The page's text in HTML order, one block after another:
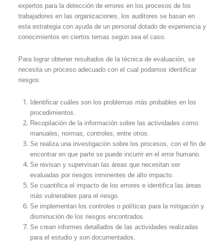
expertos para la detección de errores en los procesos de los
trabajadores en las organizaciones, los auditores se basan en
esta estrategia con ayuda de un personal dotado de experiencia y
conocimientos en ciertos temas según sea el caso.
Para lograr obtener resultados de la técnica de evaluación, se
necesita un proceso adecuado con el cual podamos identificar
riesgos:
Identificar cuáles son los problemas más probables en los
procedimientos.
Recopilación de la información sobre las actividades como:
manuales, normas, controles, entre otros.
Se realiza una investigación sobre los procesos, con el fin de
encontrar en que parte se puede incurrir en el error humano.
Se revisan y supervisan las áreas que necesitan ser
evaluadas por riesgos inminentes de alto impacto.
Se cuantifica el impacto de los errores e identifica las áreas
más vulnerables para el riesgo.
Se implementan los controles o políticas para la mitigación y
disminución de los riesgos encontrados.
Se crean informes detallados de las actividades realizadas
para el estudio y son documentados.